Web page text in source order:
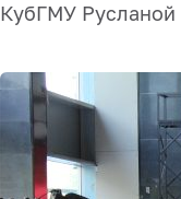
КубГМУ Русланой